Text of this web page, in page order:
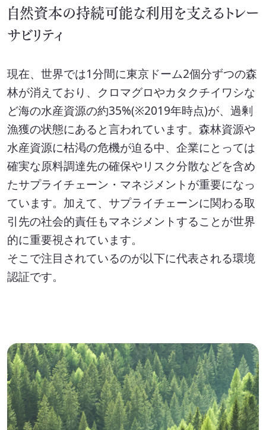
リサイクル製品と製造フロー
リサイクル実績
循環資源製造所拠点一覧
処理委託先の選定
サステナブル調達支援サービス
見える化サービス
サステナブルBPOサービス
生産工場・プロセス向けソリューション
サステナビリティ教育・研修
持続可能なまちづくり
環境認証審査サービス
自然資本の持続可能な利用を支えるトレー
サビリティ
現在、世界では1分間に東京ドーム2個分ずつの森
林が消えており、クロマグロやカタクチイワシな
ど海の水産資源の約35%(※2019年時点)が、過剰
漁獲の状態にあると言われています。森林資源や
水産資源に枯渇の危機が迫る中、企業にとっては
確実な原料調達先の確保やリスク分散などを含め
たサプライチェーン・マネジメントが重要になっ
ています。加えて、サプライチェーンに関わる取
引先の社会的責任もマネジメントすることが世界
的に重要視されています。
そこで注目されているのが以下に代表される環境
認証です。